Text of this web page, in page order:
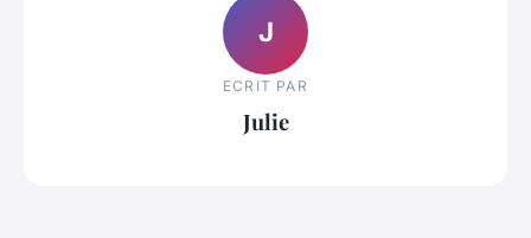
J
ECRIT PAR
Julie